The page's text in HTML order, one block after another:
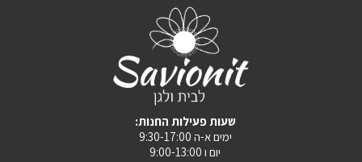
:שעות פעילות החנות
ימים א-ה 9:30-17:00
יום ו 9:00-13:00